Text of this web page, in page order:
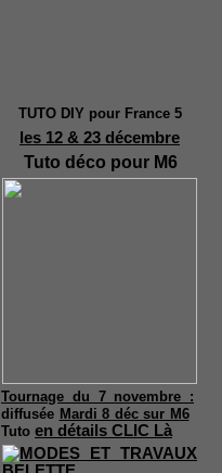
TUTO DIY pour France 5
les 12 & 23 décembre
Tuto déco pour M6
Tournage du 7 novembre :
diffusée Mardi 8 déc sur M6
Tuto en détails CLIC Là